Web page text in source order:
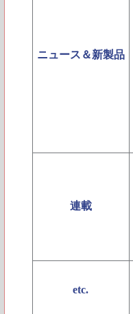
ニュース＆新製品
連載
etc.